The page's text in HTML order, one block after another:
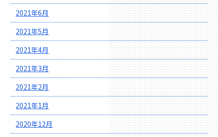
2021年6月
2021年5月
2021年4月
2021年3月
2021年2月
2021年1月
2020年12月